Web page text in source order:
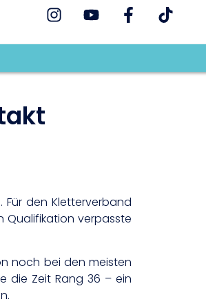
den Kletterverband
Qualifikation verpasste
noch bei den meisten
die Zeit Rang 36 – ein